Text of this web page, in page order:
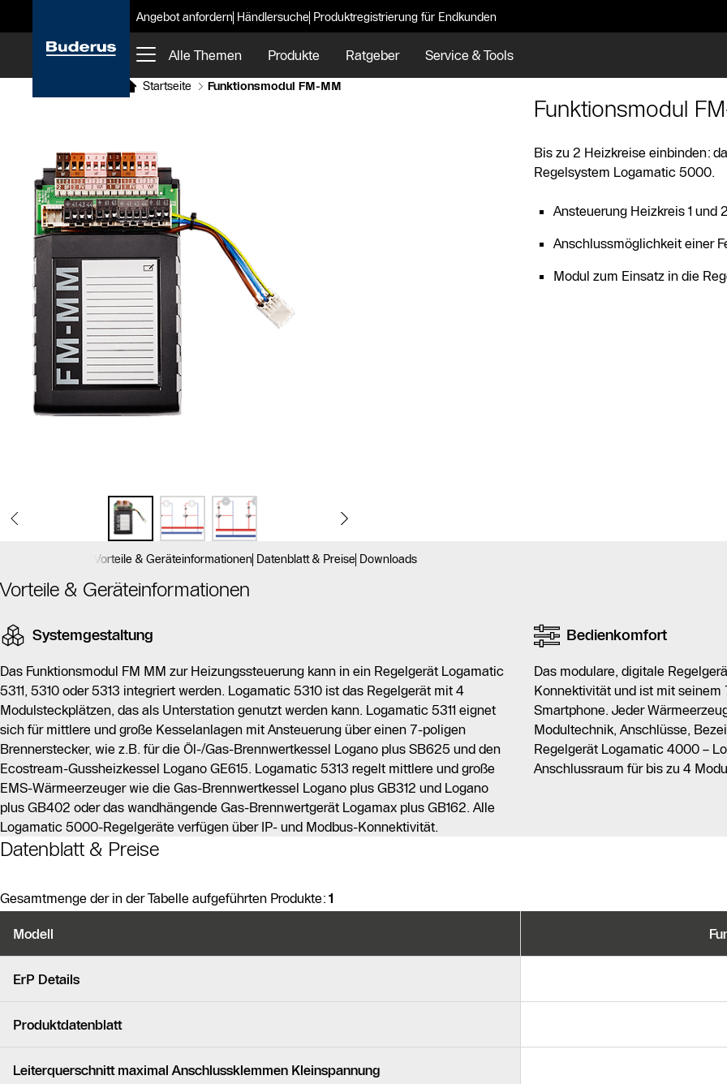
Angebot anfordern Händlersuche Produktregistrierung für Endkunden
Alle Themen Produkte Ratgeber Service & Tools
Startseite Funktionsmodul FM-MM
Als Liste anzeigen
Slider Überspringen
Funktionsmodul
Bis zu 2 Heizkreise einbinden:
Regelsystem Logamatic 5000.
Ansteuerung Heizkreis 1 und
Anschlussmöglichkeit einer
Modul zum Einsatz in die
Vorteile & Geräteinformationen Datenblatt & Preise Downloads
Vorteile & Geräteinformationen
Systemgestaltung
Das Funktionsmodul FM MM zur Heizungssteuerung kann in ein Regelgerät Logamatic
5311, 5310 oder 5313 integriert werden. Logamatic 5310 ist das Regelgerät mit 4
Modulsteckplätzen, das als Unterstation genutzt werden kann. Logamatic 5311 eignet
sich für mittlere und große Kesselanlagen mit Ansteuerung über einen 7-poligen
Brennerstecker, wie z.B. für die Öl-/Gas-Brennwertkessel Logano plus SB625 und den
Ecostream-Gussheizkessel Logano GE615. Logamatic 5313 regelt mittlere und große
EMS-Wärmeerzeuger wie die Gas-Brennwertkessel Logano plus GB312 und Logano
plus GB402 oder das wandhängende Gas-Brennwertgerät Logamax plus GB162. Alle
Logamatic 5000-Regelgeräte verfügen über IP- und Modbus-Konnektivität.
Bedienkomfort
Das modulare, digitale
Konnektivität und ist mit
Smartphone. Jeder
Modultechnik, Anschlüsse,
Regelgerät Logamatic 4000 –
Anschlussraum für bis zu 4
Datenblatt & Preise
Gesamtmenge der in der Tabelle aufgeführten Produkte: 1
Modell
ErP Details
Produktdatenblatt
Leiterquerschnitt maximal Anschlussklemmen Kleinspannung